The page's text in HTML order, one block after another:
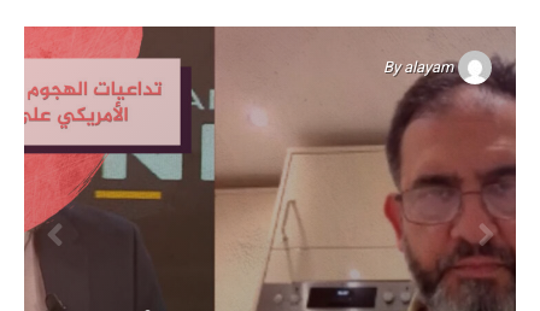
Byalayam